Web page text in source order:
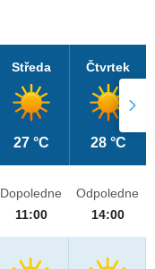
Středa
27 °C
Čtvrtek
28 °C
Dopoledne
11:00
Odpoledne
14:00